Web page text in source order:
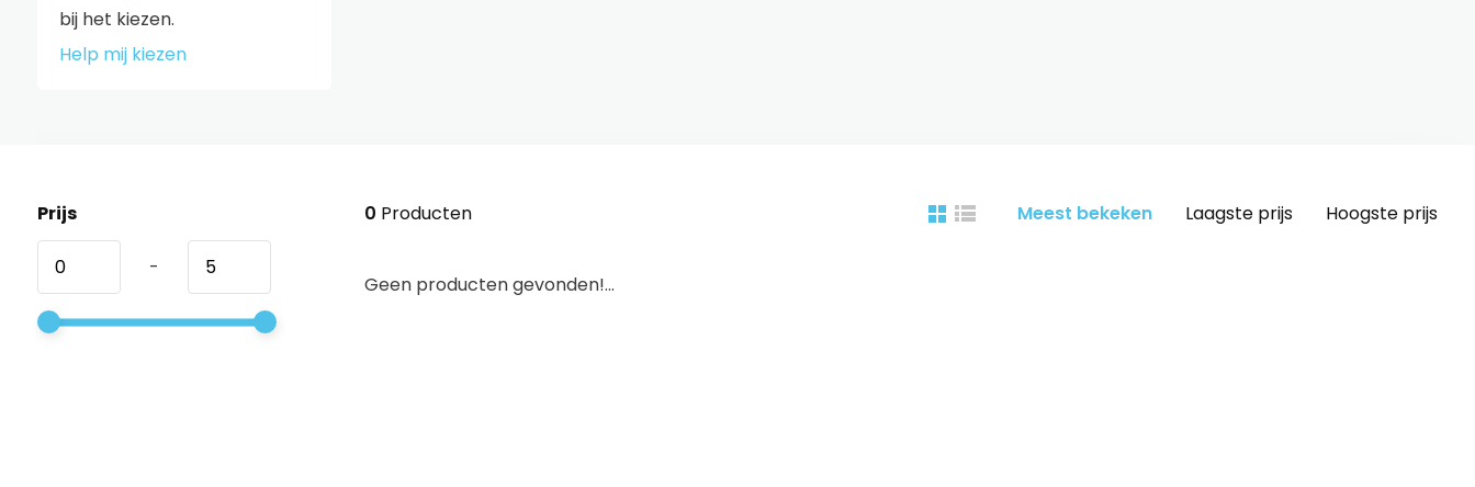
bij het kiezen.
Help mij kiezen
Prijs
-
0 Producten Meest bekeken Laagste prijs Hoogste prijs
Geen producten gevonden!...